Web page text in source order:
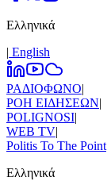
Ελληνικά
| Εnglish
ΡΑΔΙΟΦΩΝΟ|
ΡΟΗ ΕΙΔΗΣΕΩΝ|
POLIGNOSI|
WEB TV|
Politis To The Point
Ελληνικά